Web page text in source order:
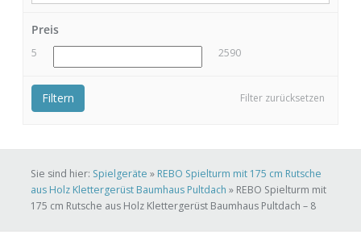
Preis
5 2590
Filter zurücksetzen
Filtern
Sie sind hier: Spielgeräte » REBO Spielturm mit 175 cm Rutsche
aus Holz Klettergerüst Baumhaus Pultdach » REBO Spielturm mit
175 cm Rutsche aus Holz Klettergerüst Baumhaus Pultdach – 8